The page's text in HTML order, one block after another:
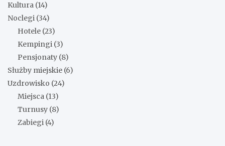
Kultura (14)
Noclegi (34)
Hotele (23)
Kempingi (3)
Pensjonaty (8)
Służby miejskie (6)
Uzdrowisko (24)
Miejsca (13)
Turnusy (8)
Zabiegi (4)